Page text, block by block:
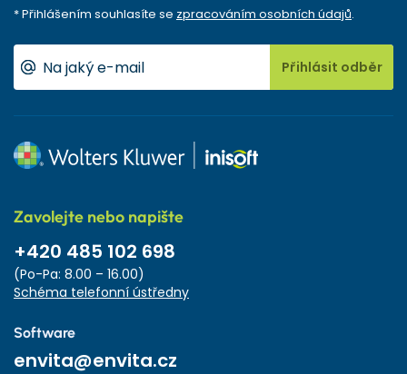
* Přihlášením souhlasíte se zpracováním osobních údajů.
Přihlásit odběr
Zavolejte nebo napište
+420 485 102 698
(Po-Pa: 8.00 – 16.00)
Schéma telefonní ústředny
Software
envita@envita.cz